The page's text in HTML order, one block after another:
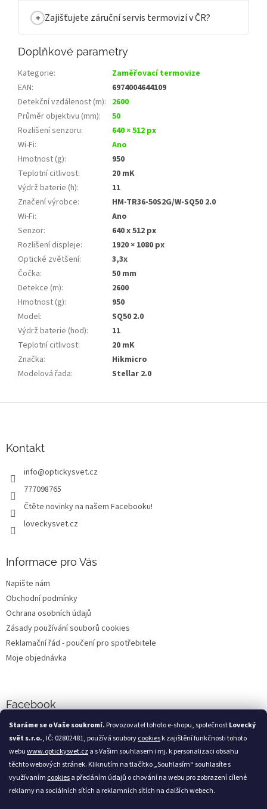
Staráme se o Vaše soukromí. Provozovatel tohoto e-shopu, společnostLovecký
svět s.r.o., IČ: 02802481, používá souborycookiesk zajištění funkčnosti tohoto
webuwww.optickysvet.cza s Vašim souhlasem i mj. k personalizaci obsahu
těchto webových stránek. Kliknutím na tlačítko „Souhlasím“ souhlasíte s
využívaním cookiesa předáním údajů o chování na webu pro zobrazení cílené
reklamy na sociálních sítích a reklamních sítích na dalších webech.
Zajišťujete záruční servis termovizí v ČR?
Doplňkové parametry
Kategorie:
Zaměřovací termovize
EAN:
6974004644109
Detekční vzdálenost (m): 2600
Průměr objektivu (mm):
50
Rozlišení senzoru:
640 × 512 px
Wi‑Fi:
Ano
Hmotnost (g):
950
Teplotní citlivost:
20 mK
Výdrž baterie (h):
11
Značení výrobce:
HM-TR36-50S2G/W-SQ50 2.0
Wi-Fi:
Ano
Senzor:
640 x 512 px
Rozlišení displeje:
1920 × 1080 px
Optické zvětšení:
3,3x
Čočka:
50 mm
Detekce (m):
2600
Hmotnost (g):
950
Model:
SQ50 2.0
Výdrž baterie (hod):
11
Teplotní citlivost:
20 mK
Značka:
Hikmicro
Modelová řada: Stellar 2.0
Kontakt
info@optickysvet.cz
777098765
Čtěte novinky na našem Facebooku!
loveckysvet.cz
Informace pro Vás
Napište nám
Obchodní podmínky
Ochrana osobních údajů
Zásady používání souborů cookies
Reklamační řád - poučení pro spotřebitele
Moje objednávka
Facebook
Loveckýsvět.cz